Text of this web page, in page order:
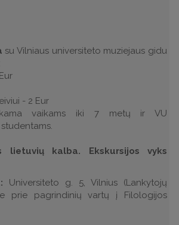
su Vilniaus universiteto muziejaus gidu
- 2 Eur
vaikams iki 7 metų ir VU
lietuvių kalba. Ekskursijos vyks
Universiteto g. 5, Vilnius (Lankytojų
prie pagrindinių vartų į Filologijos